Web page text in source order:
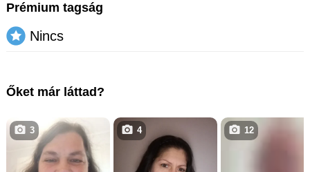
Prémium tagság
Nincs
Őket már láttad?
3 4 12